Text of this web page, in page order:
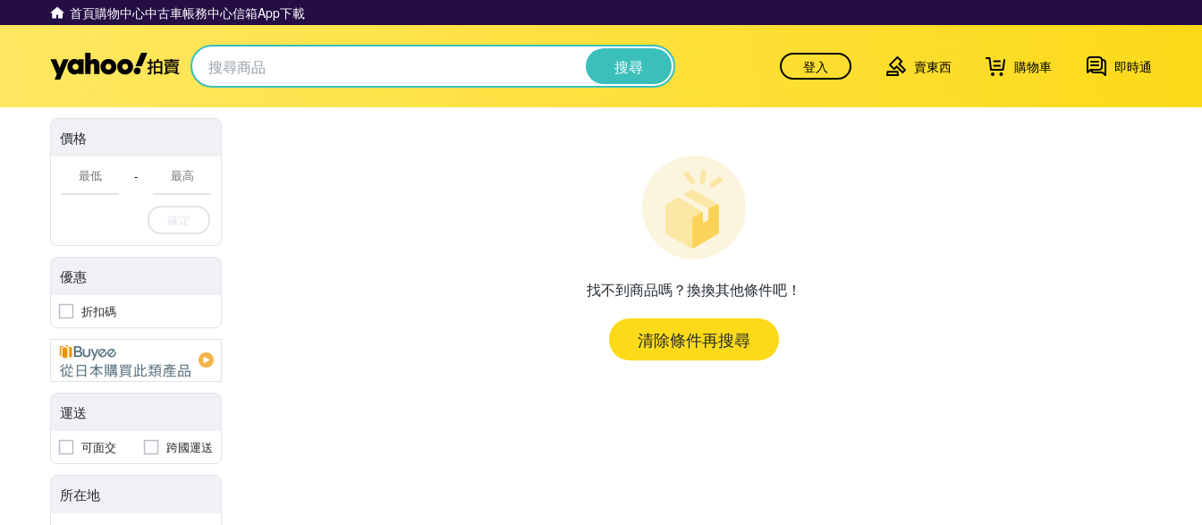
首頁購物中心中古車帳務中心信箱App下載
Yahoo拍賣 搜尋 登入 賣東西 購物車 即時通
價格
-
確定
優惠
折扣碼
運送
可面交 跨國運送
所在地
找不到商品嗎？換換其他條件吧！
清除條件再搜尋